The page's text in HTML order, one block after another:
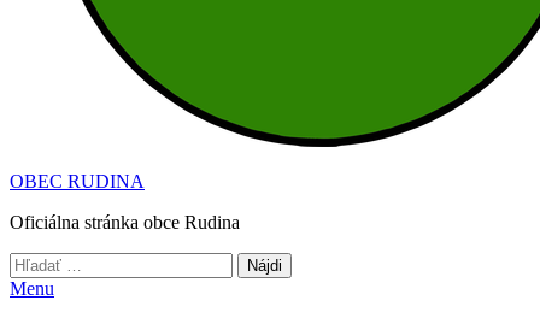
OBEC RUDINA
Oficiálna stránka obce Rudina
Hľadať:
Menu